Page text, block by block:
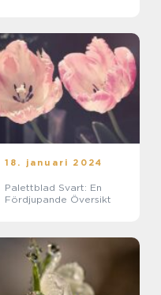
18. januari 2024
Palettblad Svart: En
Fördjupande Översikt